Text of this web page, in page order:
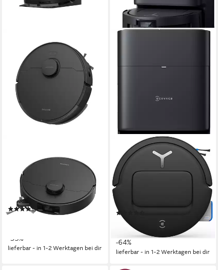
Saugroboter mit
Wischfunktion D20 Pro Plus
650 W
Größe Staubbehälter
250 m² Reichweite
(8)
-33%
lieferbar - in 1-2 Werktagen bei dir
ECOVACS
Saugroboter mit
Wischfunktion, DEEBOT T80
OMNI, Schwarz
ab 399,00 € UVP
1.099,00 €
19,82 €mtl. in 24 Raten
-64%
lieferbar - in 1-2 Werktagen bei dir